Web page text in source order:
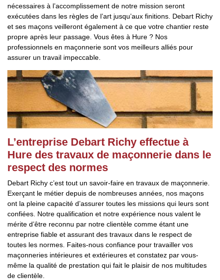
nécessaires à l’accomplissement de notre mission seront
exécutées dans les règles de l’art jusqu’aux finitions. Debart Richy
et ses maçons veilleront également à ce que votre chantier reste
propre après leur passage. Vous êtes à Hure ? Nos
professionnels en maçonnerie sont vos meilleurs alliés pour
assurer un travail impeccable.
L’entreprise Debart Richy effectue à
Hure des travaux de maçonnerie dans le
respect des normes
Debart Richy c’est tout un savoir-faire en travaux de maçonnerie.
Exerçant le métier depuis de nombreuses années, nos maçons
ont la pleine capacité d’assurer toutes les missions qui leurs sont
confiées. Notre qualification et notre expérience nous valent le
mérite d’être reconnu par notre clientèle comme étant une
entreprise fiable et assurant des travaux dans le respect de
toutes les normes. Faites-nous confiance pour travailler vos
maçonneries intérieures et extérieures et constatez par vous-
même la qualité de prestation qui fait le plaisir de nos multitudes
de clientèle.